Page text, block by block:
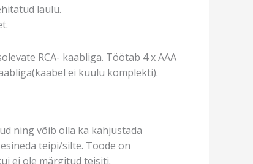
laulu.
RCA- kaabliga. Töötab 4 x AAA
ei kuulu komplekti).
ning võib olla ka kahjustada
teipi/silte. Toode on
ei ole märgitud teisiti.